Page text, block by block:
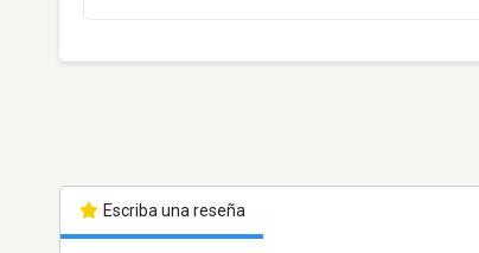
Escriba una reseña